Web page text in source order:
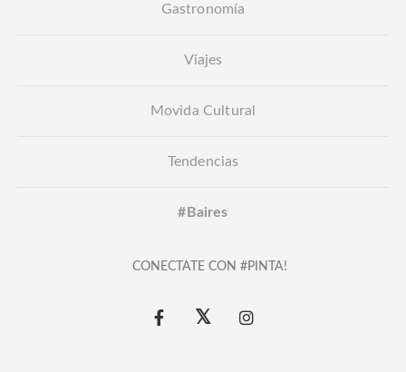
Gastronomía
Viajes
Movida Cultural
Tendencias
#Baires
CONECTATE CON #PINTA!